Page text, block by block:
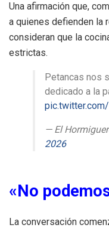
Una afirmación que,
a quienes defienden la
consideran que la
estrictas.
Petancas nos
dedicado a la
— El
2026
«No
La conversación